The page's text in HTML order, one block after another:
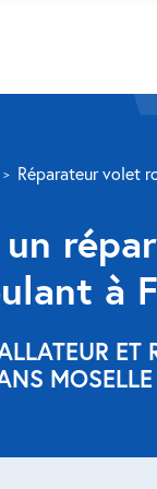
Réparateur volet
un
à
ET
MOSELLE